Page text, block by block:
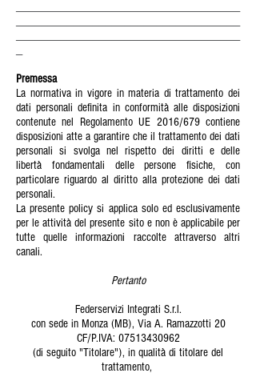
Premessa
La normativa in vigore in materia di trattamento dei
dati personali definita in conformità alle disposizioni
contenute nel Regolamento UE 2016/679 contiene
disposizioni atte a garantire che il trattamento dei dati
personali si svolga nel rispetto dei diritti e delle
libertà fondamentali delle persone fisiche, con
particolare riguardo al diritto alla protezione dei dati
personali.
La presente policy si applica solo ed esclusivamente
per le attività del presente sito e non è applicabile per
tutte quelle informazioni raccolte attraverso altri
canali.
Pertanto
Federservizi Integrati S.r.l.
con sede in Monza (MB), Via A. Ramazzotti 20
CF/P.IVA: 07513430962
(di seguito "Titolare"), in qualità di titolare del
trattamento,